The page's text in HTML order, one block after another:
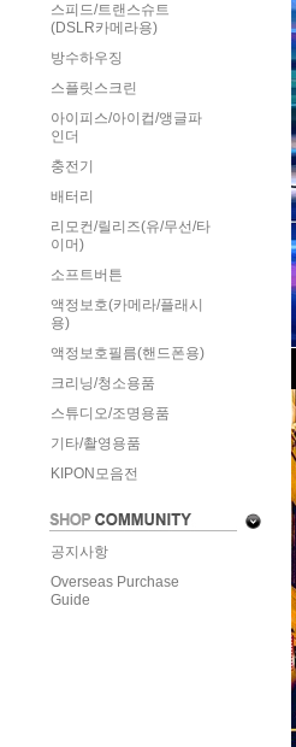
스피드/트랜스슈트
(DSLR카메라용)
방수하우징
스플릿스크린
아이피스/아이컵/앵글파
인더
충전기
배터리
리모컨/릴리즈(유/무선/타
이머)
소프트버튼
액정보호(카메라/플래시
용)
액정보호필름(핸드폰용)
크리닝/청소용품
스튜디오/조명용품
기타/촬영용품
KIPON모음전
공지사항
Overseas Purchase
Guide